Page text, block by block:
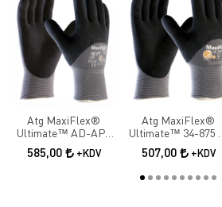
Atg MaxiFlex®
Ultimate™ AD-APT
42-875 ¾ Dipped İş
Eldiveni
585,00 +KDV
Atg MaxiFlex®
Ultimate™ 34-875 ¾
Dipped İş Eldiveni
507,00 +KDV